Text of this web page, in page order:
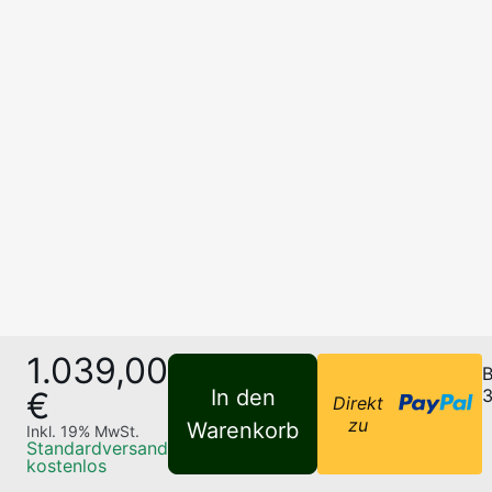
1.039,00
€
Inkl. 19% MwSt.
Standardversand
kostenlos
In den
Warenkorb
Direkt
zu